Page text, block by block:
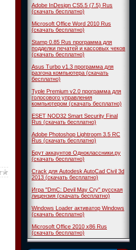
Adobe InDesign CS5.5 (7.5) Rus
(скачать бесплатно)
Microsoft Office Word 2010 Rus
(скачать бесплатно)
Stamp 0.85 Rus программа для
подделки печатей и кассовых чеков
(скачать бесплатно)
Asus Turbo v1.3 программа для
разгона компьютера (скачать
бесплатно)
Typle Premium v2.0 программа для
голосового управления
компьютером (скачать бесплатно)
ESET NOD32 Smart Security Final
Rus (скачать бесплатно)
Adobe Photoshop Lightroom 3.5 RC
Rus (скачать бесплатно)
Брут аккаунтов Одноклассники.ру
(скачать бесплатно)
Crack для Autodesk AutoCad Civil 3d
2013 (скачать бесплатно)
Игра "DmC: Devil May Cry" русская
лицензия (скачать бесплатно)
Windows Loader активатор Windows
(скачать бесплатно)
Microsoft Office 2010 x86 Rus
(скачать бесплатно)